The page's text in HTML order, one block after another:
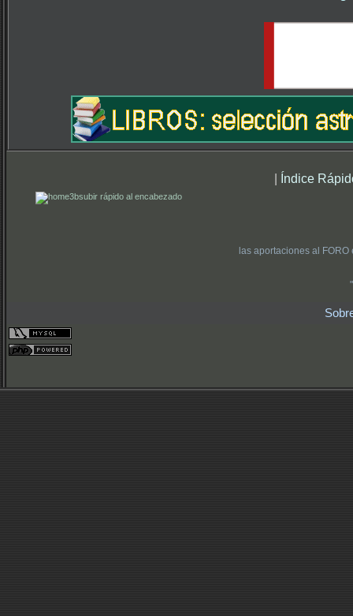
| Índice
subir rápido al encabezado
las aportaciones al